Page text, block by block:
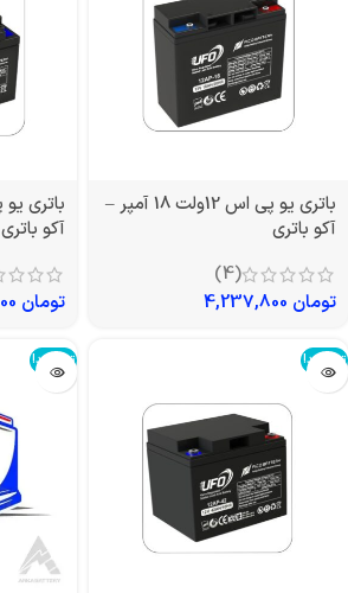
باتری یو پی اس 12ولت 18 آمپر –
آکو باتری
(4)
تومان
آکو باتری
تومان
تمام شد! تمام شد!